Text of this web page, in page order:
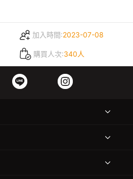
加入時間:2023-07-08
購買人次:340人